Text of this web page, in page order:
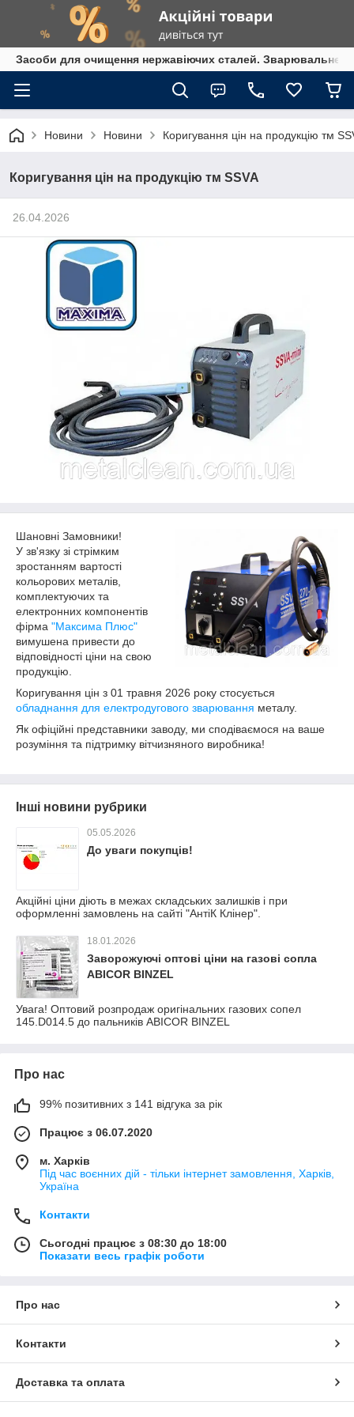
Засоби для очищення нержавіючих сталей. Зварювальне
Новини Новини Коригування цін на продукцію тм
Коригування цін на продукцію тм SSVA
26.04.2026
Шановні Замовники!
У зв'язку зі стрімким
зростанням вартості
кольорових металів,
комплектуючих та
електронних компонентів
фірма "Максима Плюс"
вимушена привести до
відповідності ціни на свою
продукцію.
Коригування цін з 01 травня 2026 року стосується
обладнання для електродугового зварювання металу.
Як офіційні представники заводу, ми сподіваємося на ваше
розуміння та підтримку вітчизняного виробника!
Інші новини рубрики
05.05.2026
До уваги покупців!
Акційні ціни діють в межах складських залишків і при
оформленні замовлень на сайті "АнтіК Клінер".
18.01.2026
Заворожуючі оптові ціни на газові сопла
ABICOR BINZEL
Увага! Оптовий розпродаж оригінальних газових сопел
145.D014.5 до пальників ABICOR BINZEL
Про нас
99% позитивних з 141 відгука за рік
Працює з 06.07.2020
м. Харків
Під час воєнних дій - тільки інтернет замовлення, Харків,
Україна
Контакти
Сьогодні працює з 08:30 до 18:00
Показати весь графік роботи
Про нас
Контакти
Доставка та оплата